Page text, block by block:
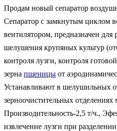
Продам новый сепаратор
Сепаратор с замкнутым циклом
вентилятором, предназначен для
шелушения крупяных культур
контроля лузги, контроля
зерна пшеницы от
Устанавливают в шелушильных
зерноочистительных
Производительность-2,5 т/ч.,
извлечение лузги при